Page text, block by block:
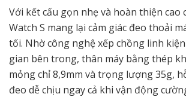
Với kết cấu gọn nhẹ và hoàn thiện cao
Watch S mang lại cảm giác đeo thoải
tối. Nhờ công nghệ xếp chồng linh
gian bên trong, thân máy bằng thép
mỏng chỉ 8,9mm và trọng lượng 35g,
đeo dễ chịu ngay cả khi vận động